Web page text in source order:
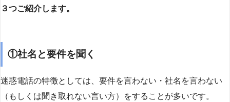
３つご紹介します。
①社名と要件を聞く
迷惑電話の特徴としては、要件を言わない・社名を言わない
（もしくは聞き取れない言い方）をすることが多いです。